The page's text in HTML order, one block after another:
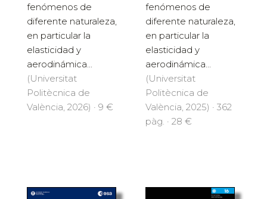
fenómenos de
diferente naturaleza,
en particular la
elasticidad y
aerodinámica...
(Universitat
Politècnica de
València, 2026) · 9 €
fenómenos de
diferente naturaleza,
en particular la
elasticidad y
aerodinámica...
(Universitat
Politècnica de
València, 2025) · 362
pàg. · 28 €